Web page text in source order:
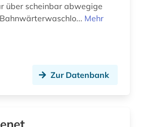
über scheinbar abwegige
Mehr
Zur Datenbank